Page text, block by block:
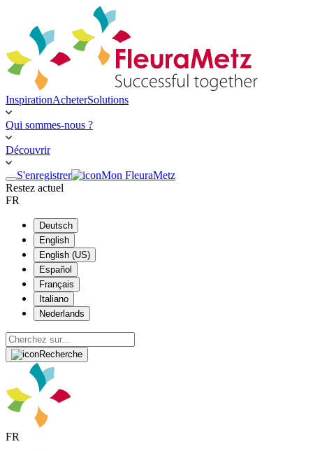
InspirationAcheterSolutions
Qui sommes-nous ?
Découvrir
S'enregistrer
Mon FleuraMetz
Restez actuel
FR
Deutsch
English
English (US)
Español
Français
Italiano
Nederlands
Recherche
FR